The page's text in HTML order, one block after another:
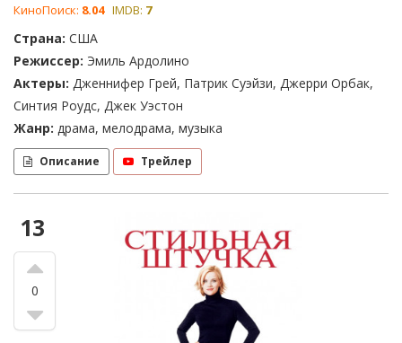
КиноПоиск: 8.04 IMDB: 7
Страна: США
Режиссер: Эмиль Ардолино
Актеры: Дженнифер Грей, Патрик Суэйзи, Джерри Орбак,
Синтия Роудс, Джек Уэстон
Жанр: драма, мелодрама, музыка
Описание Трейлер
13
0